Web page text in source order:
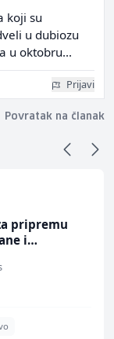
koji su
u dubiozu
u oktobru...
Prijavi
Povratak na članak
pripremu
i